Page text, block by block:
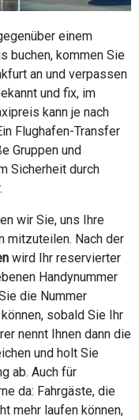
einem
buchen, kommen Sie
an und verpassen
und fix, im
kann je nach
Flughafen-Transfer
Gruppen und
Sicherheit durch
wir Sie, uns Ihre
mitzuteilen. Nach der
wird Ihr reservierter
Handynummer
die Nummer
sobald Sie Ihr
nennt Ihnen dann die
und holt Sie
ab. Auch für
da: Fahrgäste, die
mehr laufen können,